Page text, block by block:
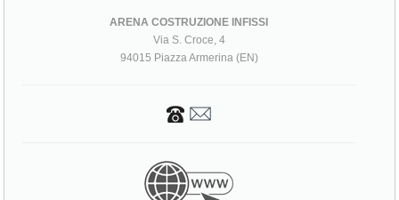
ARENA COSTRUZIONE INFISSI
Via S. Croce, 4
94015 Piazza Armerina (EN)